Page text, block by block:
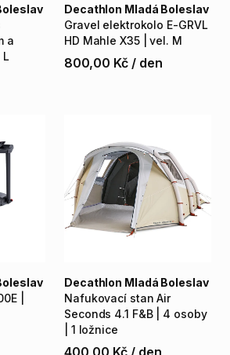
a
L
Gravel elektrokolo E-GRVL
HD Mahle X35 vel. M
Decathlon Mladá Boleslav
800,00 Kč / den
Nafukovací stan Air
Seconds 4.1 F&B 4 osoby
1 ložnice
Decathlon Mladá Boleslav
400,00 Kč / den